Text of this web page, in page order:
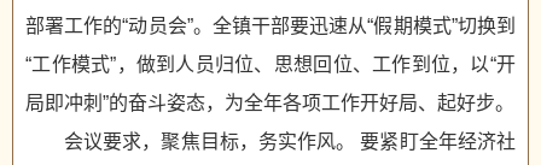
部署工作的“动员会”。全镇干部要迅速从“假期模式”切换到
“工作模式”，做到人员归位、思想回位、工作到位，以“开
局即冲刺”的奋斗姿态，为全年各项工作开好局、起好步。
会议要求，聚焦目标，务实作风。 要紧盯全年经济社